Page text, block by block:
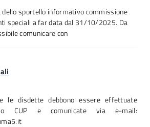
dello sportello informativo commissione
speciali a far data dal 31/10/2025. Da
comunicare con
le disdette debbono essere effettuate
CUP e comunicate via e-mail: